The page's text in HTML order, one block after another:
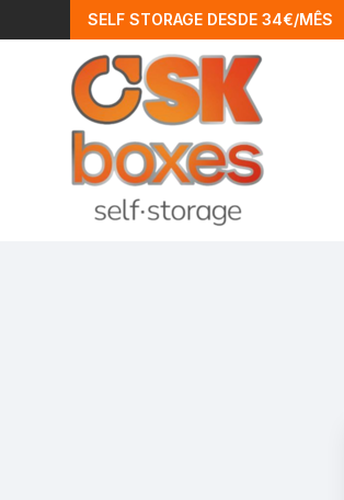
SELF STORAGE DESDE 34€/MÊS